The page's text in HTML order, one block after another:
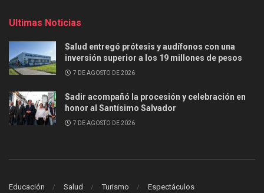
Ultimas Noticias
Salud entregó prótesis y audífonos con una
inversión superior a los 19 millones de pesos
7 DE AGOSTO DE 2026
Sadir acompañó la procesión y celebración en
honor al Santísimo Salvador
7 DE AGOSTO DE 2026
Educación Salud Turismo Espectáculos